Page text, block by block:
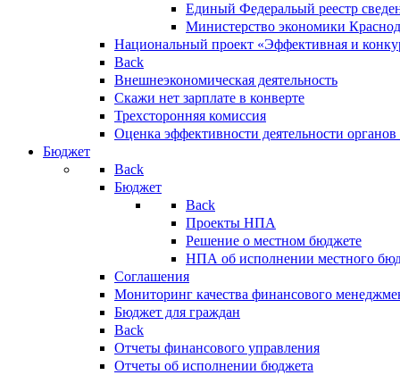
Единый Федеральый реестр
Министерство экономики
Национальный проект «Эффективная и
Back
Внешнеэкономическая деятельность
Скажи нет зарплате в конверте
Трехсторонняя комиссия
Оценка эффективности деятельности
Бюджет
Back
Бюджет
Back
Проекты НПА
Решение о местном бюджете
НПА об исполнении местного
Соглашения
Мониторинг качества финансового
Бюджет для граждан
Back
Отчеты финансового управления
Отчеты об исполнении бюджета